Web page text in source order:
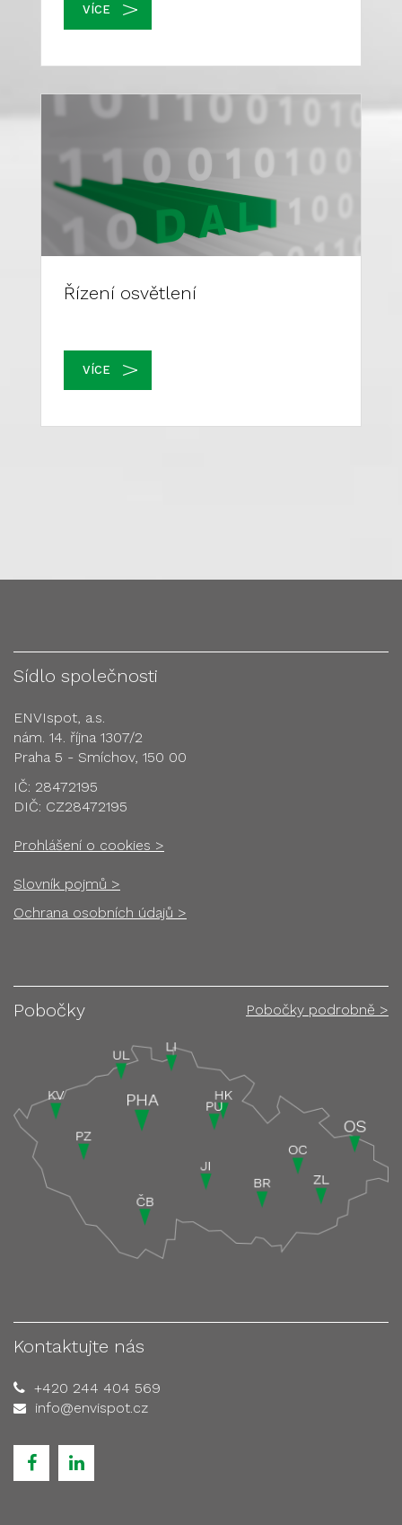
VÍCE
Řízení osvětlení
VÍCE
Sídlo společnosti
ENVIspot, a.s.
nám. 14. října 1307/2
Praha 5 - Smíchov, 150 00
IČ: 28472195
DIČ: CZ28472195
Prohlášení o cookies >
Slovník pojmů >
Ochrana osobních údajů >
Pobočky Pobočky podrobně >
Kontaktujte nás
+420 244 404 569
info@envispot.cz